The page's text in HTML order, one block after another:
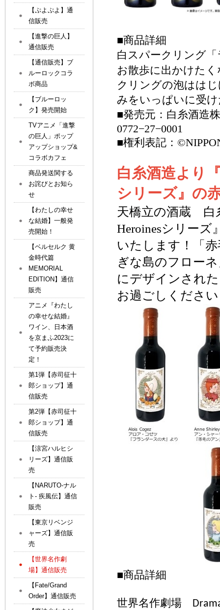
■商品詳細
白スパークリング
お散歩に出かけた
クリングの泡はは
みをいっぱいに受
■発売元：白糸酒造
0772−27−0001
■権利表記：
白糸酒造より
シリーズ』 の
天橋立の酒蔵 白
Heroinesシリーズ
いたします！「
ぎな島のフロー
にデザインされ
お過ごしくださ
■商品詳細
世界名作劇場
【ぷよぷよ】通
信販売
【進撃の巨人】
通信販売
【通信販売】ブ
ルーロックコラ
ボ商品
【ブルーロッ
ク】発売開始
TVアニメ「進撃
の巨人」ポップ
アップショップ&
コラボカフェ
商品発送関する
お詫びとお知ら
せ
【わたしの幸せ
な結婚】一般発
売開始！
【ベルセルク 黄
金時代篇
MEMORIAL
EDITION】通信
販売
アニメ『わたし
の幸せな結婚』
ワイン、日本酒
を京まふ2023に
て予約販売決
定！
第1弾【赤司征十
郎ショップ】通
信販売
第2弾【赤司征十
郎ショップ】通
信販売
【涼宮ハルヒシ
リーズ】通信販
売
【NARUTO-ナル
ト- 疾風伝】通信
販売
【東京リベンジ
ャーズ】通信販
売
【世界名作劇
場】通信販売
【Fate/Grand
Order】通信販売